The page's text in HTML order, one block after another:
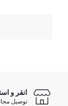
انقر و
توصيل